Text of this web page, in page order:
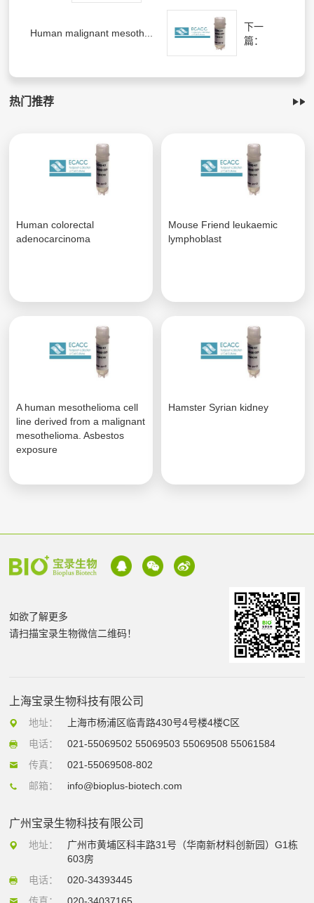
Human malignant mesoth...
下一
篇：
热门推荐
Human colorectal
adenocarcinoma
Mouse Friend leukaemic
lymphoblast
A human mesothelioma cell
line derived from a malignant
mesothelioma. Asbestos
exposure
Hamster Syrian kidney
如欲了解更多
请扫描宝录生物微信二维码！
上海宝录生物科技有限公司
地址：
上海市杨浦区临青路430号4号楼4楼C区
电话：
021-55069502 55069503 55069508 55061584
传真：
021-55069508-802
邮箱：
info@bioplus-biotech.com
广州宝录生物科技有限公司
地址：
广州市黄埔区科丰路31号（华南新材料创新园）G1栋
603房
电话：
020-34393445